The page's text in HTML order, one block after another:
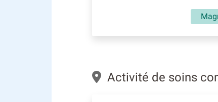
Activité de soins